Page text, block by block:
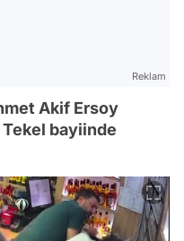
Reklam
Akif Ersoy
bayiinde